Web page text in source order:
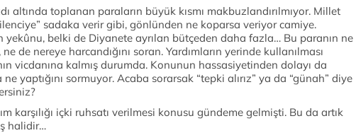
altında toplanan paraların büyük kısmı makbuzlandırılmıyor. Millet
sadaka verir gibi, gönlünden ne koparsa veriyor camiye.
yekûnu, belki de Diyanete ayrılan bütçeden daha fazla… Bu paranın ne
de nereye harcandığını soran. Yardımların yerinde kullanılması
vicdanına kalmış durumda. Konunun hassasiyetinden dolayı da
yaptığını sormuyor. Acaba sorarsak “tepki alırız” ya da “günah” diye
karşılığı içki ruhsatı verilmesi konusu gündeme gelmişti. Bu da artık
halidir…